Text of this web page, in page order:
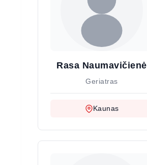
Rasa Naumavičienė
Geriatras
Kaunas